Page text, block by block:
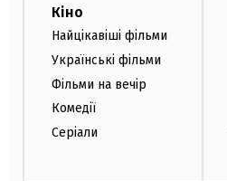
Кіно
Найцікавіші фільми
Українські фільми
Фільми на вечір
Комедії
Серіали